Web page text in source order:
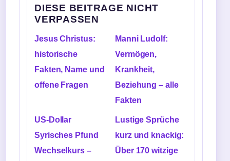
DIESE BEITRAGE NICHT
VERPASSEN
Jesus Christus:
historische
Fakten, Name und
offene Fragen
Manni Ludolf:
Vermögen,
Krankheit,
Beziehung – alle
Fakten
US-Dollar
Syrisches Pfund
Wechselkurs –
Lustige Sprüche
kurz und knackig:
Über 170 witzige